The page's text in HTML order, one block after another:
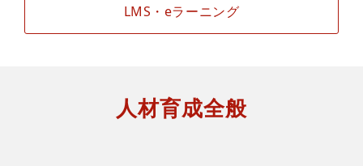
LMS・eラーニング
人材育成全般